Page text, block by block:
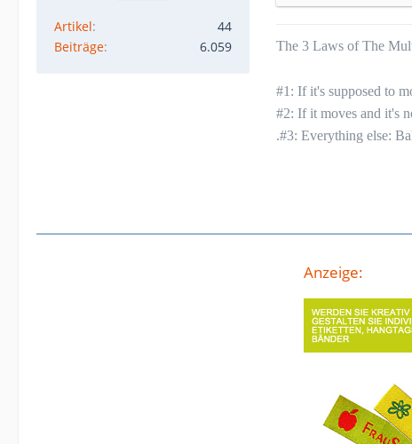
Artikel
44
Beiträge
6.059 The 3 Laws of The
#1: If it's supposed to
#2: If it moves and it's
.#3: Everything else:
Anzeige: